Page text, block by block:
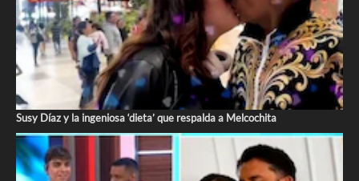
Susy Díaz y la ingeniosa ‘dieta’ que respalda a Melcochita